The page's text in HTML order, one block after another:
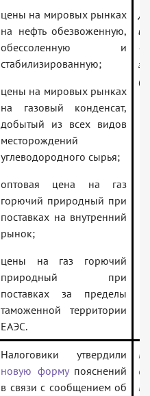
цены на мировых рынках
на нефть обезвоженную,
обессоленную и
стабилизированную;
цены на мировых рынках
на газовый конденсат,
добытый из всех видов
месторождений
углеводородного сырья;
оптовая цена на газ
горючий природный при
поставках на внутренний
рынок;
цены на газ горючий
природный при
поставках за пределы
таможенной территории
ЕАЭС.
—
Налоговики утвердили
новую формупояснений
в связи с сообщением об